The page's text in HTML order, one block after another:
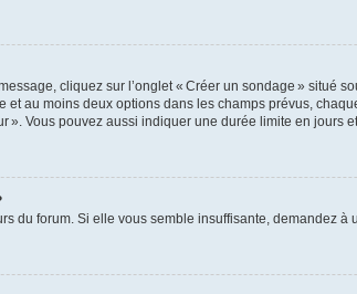
cliquez sur l’onglet « Créer un sondage » situé
au moins deux options dans les champs prévus,
Vous pouvez aussi indiquer une durée limite en jours
du forum. Si elle vous semble insuffisante, demandez à